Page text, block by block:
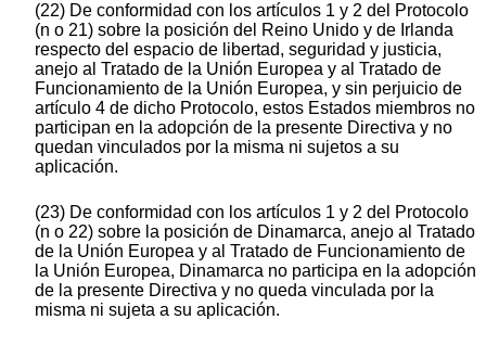
(22) De conformidad con los artículos 1 y 2 del Protocolo
(n o 21) sobre la posición del Reino Unido y de Irlanda
respecto del espacio de libertad, seguridad y justicia,
anejo al Tratado de la Unión Europea y al Tratado de
Funcionamiento de la Unión Europea, y sin perjuicio de
artículo 4 de dicho Protocolo, estos Estados miembros no
participan en la adopción de la presente Directiva y no
quedan vinculados por la misma ni sujetos a su
aplicación.
(23) De conformidad con los artículos 1 y 2 del Protocolo
(n o 22) sobre la posición de Dinamarca, anejo al Tratado
de la Unión Europea y al Tratado de Funcionamiento de
la Unión Europea, Dinamarca no participa en la adopción
de la presente Directiva y no queda vinculada por la
misma ni sujeta a su aplicación.